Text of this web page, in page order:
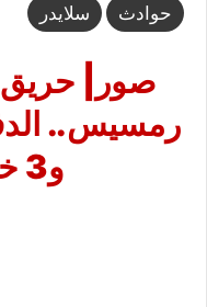
حوادث سلايدر
صور|
و3 خزانات مياه